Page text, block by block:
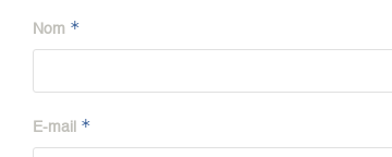
Nom *
E-mail *